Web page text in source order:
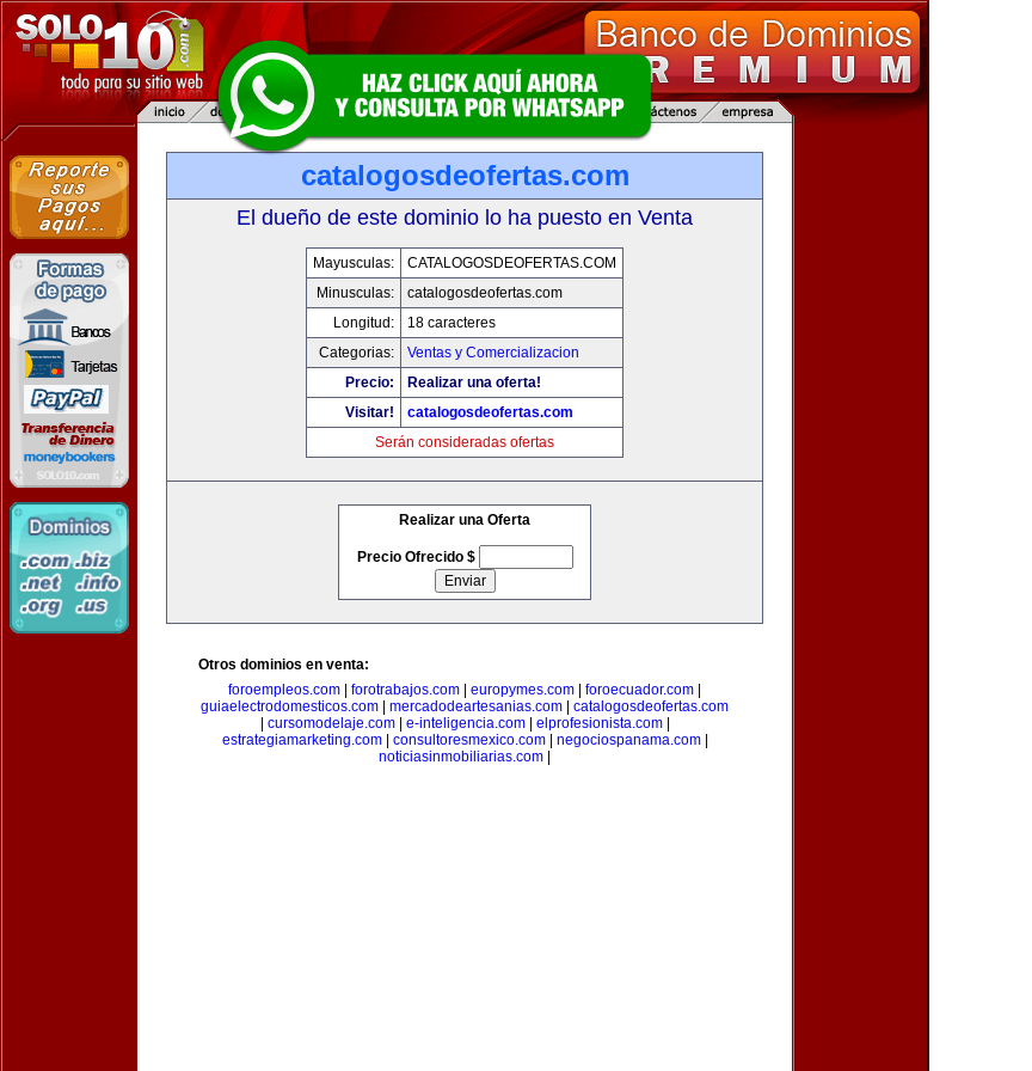
catalogosdeofertas.com
El dueño de este dominio lo ha puesto en Venta
Mayusculas:
CATALOGOSDEOFERTAS.COM
Minusculas:
catalogosdeofertas.com
Longitud:
18 caracteres
Categorias:
Ventas y Comercializacion
Precio:
Realizar una oferta!
Visitar!
catalogosdeofertas.com
Serán consideradas ofertas
Realizar una Oferta
Precio Ofrecido $
Otros dominios en venta:
foroempleos.com
forotrabajos.com europymes.com foroecuador.com
guiaelectrodomesticos.com
mercadodeartesanias.com
catalogosdeofertas.com
cursomodelaje.com| e-inteligencia.com| elprofesionista.com|
estrategiamarketing.com| consultoresmexico.com| negociospanama.com|
noticiasinmobiliarias.com